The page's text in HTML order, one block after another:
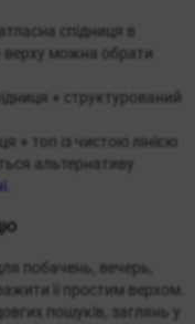
спідниця в
верху можна обрати
+ структурований
+ топ із чистою лінією
альтернативу
побачень, вечерь,
її простим верхом.
пошуків, заглянь у